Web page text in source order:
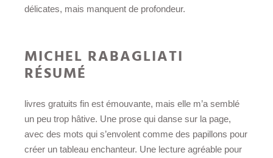
délicates, mais manquent de profondeur.
MICHEL RABAGLIATI
RÉSUMÉ
livres gratuits fin est émouvante, mais elle m’a semblé
un peu trop hâtive. Une prose qui danse sur la page,
avec des mots qui s’envolent comme des papillons pour
créer un tableau enchanteur. Une lecture agréable pour